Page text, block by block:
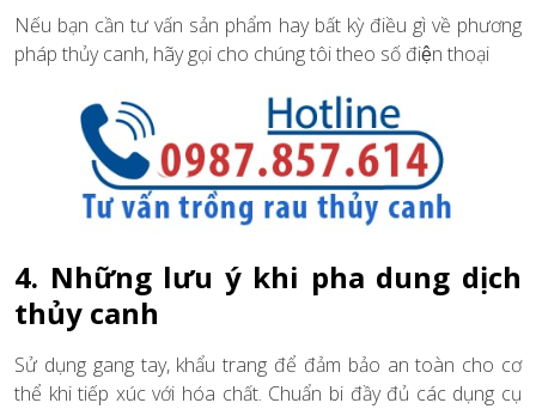
Nếu bạn cần tư vấn sản phẩm hay bất kỳ điều gì về phương
pháp thủy canh, hãy gọi cho chúng tôi theo số điện thoại
4. Những lưu ý khi pha dung dịch
thủy canh
Sử dụng gang tay, khẩu trang để đảm bảo an toàn cho cơ
thể khi tiếp xúc với hóa chất. Chuẩn bi đầy đủ các dụng cụ